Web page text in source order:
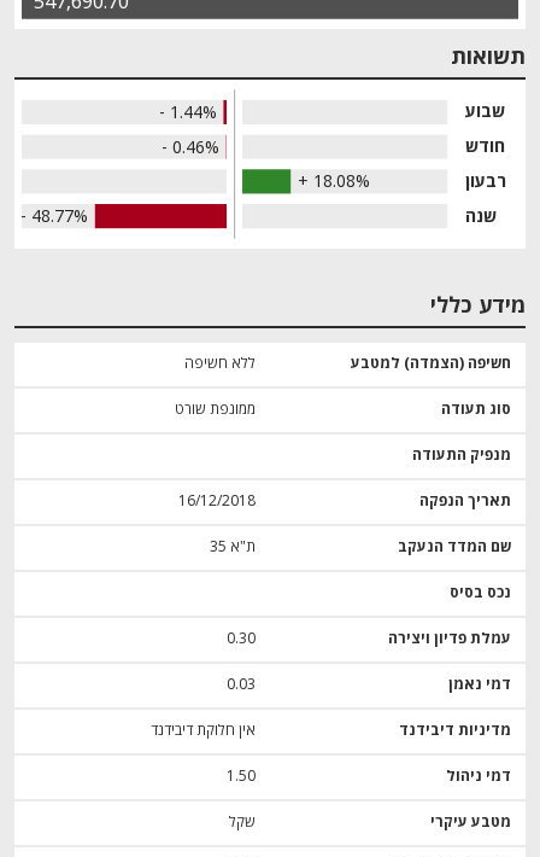
תשואות
- 1.44%
- 0.46%
+ 18.08%
- 48.77% שנה
רבעון
חודש
שבוע
מידע כללי
חשיפה (הצמדה) למטבע ללא חשיפה
סוג תעודה ממונפת שורט
מנפיק התעודה
תאריך הנפקה 16/12/2018
שם המדד הנעקב ת"א 35
נכס בסיס
עמלת פדיון ויצירה 0.30
דמי נאמן 0.03
מדיניות דיבידנד אין חלוקת דיבידנד
דמי ניהול 1.50
מטבע עיקרי שקל